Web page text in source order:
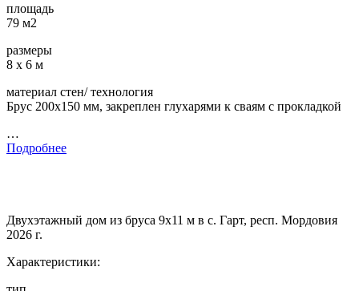
площадь
79 м2
размеры
8 х 6 м
материал стен/ технология
Брус 200х150 мм, закреплен глухарями к сваям с прокладкой
…
Подробнее
Двухэтажный дом из бруса 9х11 м в с. Гарт, респ. Мордовия
2026 г.
Характеристики: